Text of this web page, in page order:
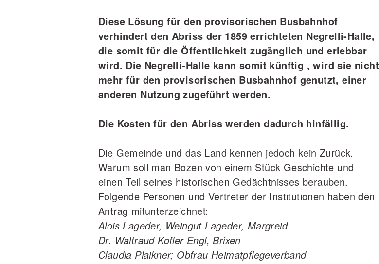
Diese Lösung für den provisorischen Busbahnhof
verhindert den Abriss der 1859 errichteten Negrelli‐Halle,
die somit für die Öffentlichkeit zugänglich und erlebbar
wird. Die Negrelli‐Halle kann somit künftig , wird sie nicht
mehr für den provisorischen Busbahnhof genutzt, einer
anderen Nutzung zugeführt werden.
Die Kosten für den Abriss werden dadurch hinfällig.
Die Gemeinde und das Land kennen jedoch kein Zurück.
Warum soll man Bozen von einem Stück Geschichte und
einen Teil seines historischen Gedächtnisses berauben.
Folgende Personen und Vertreter der Institutionen haben den
Antrag mitunterzeichnet:
Alois Lageder, Weingut Lageder, Margreid
Dr. Waltraud Kofler Engl, Brixen
Claudia Plaikner; Obfrau Heimatpflegeverband